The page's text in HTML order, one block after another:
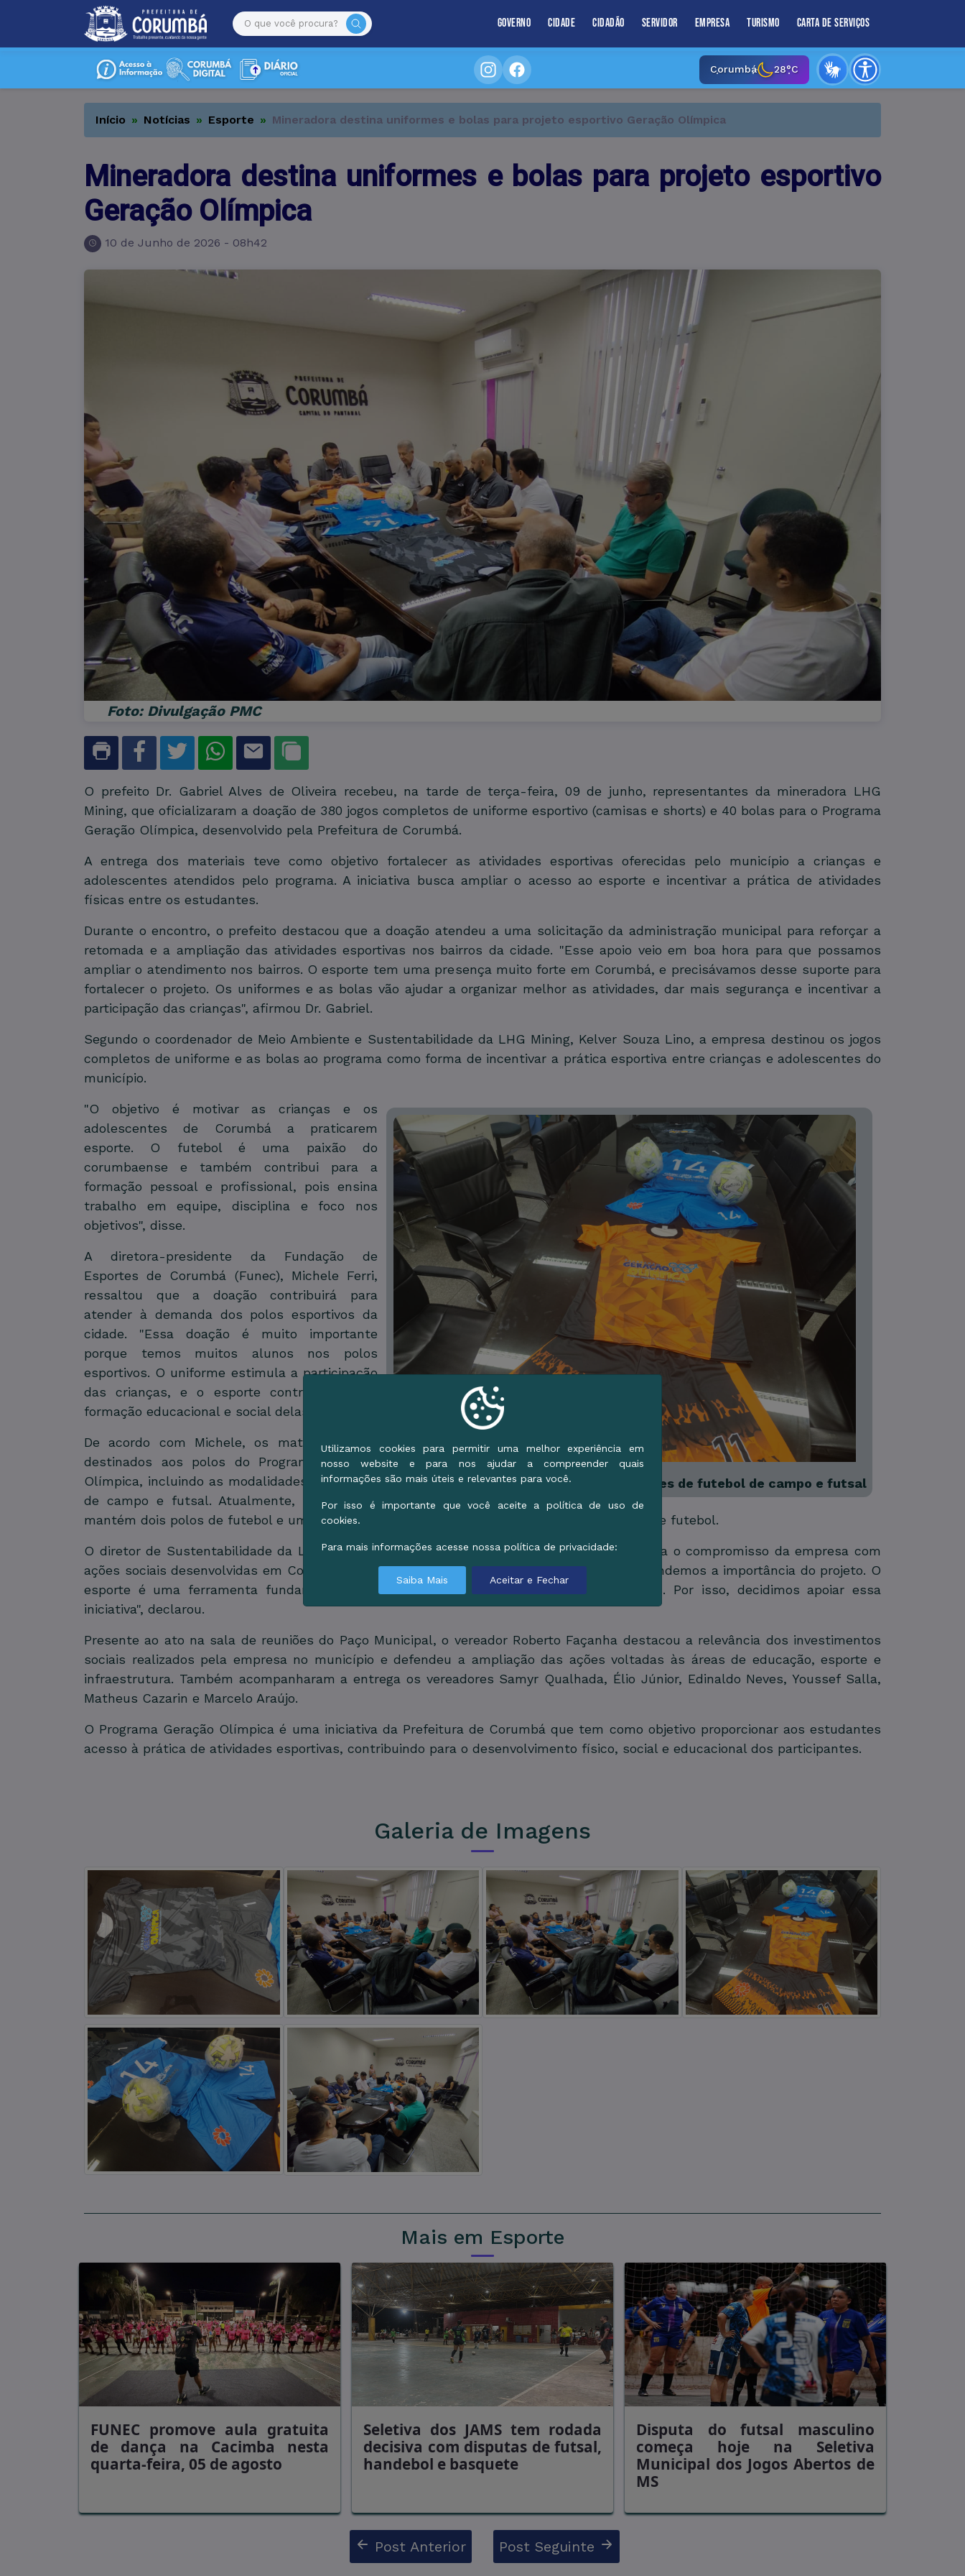
Governo Cidade Cidadão Servidor Empresa Turismo Carta de Serviços
Corumbá 28°C
Início Notícias Esporte Mineradora destina uniformes e bolas para projeto esportivo Geração Olímpica
Mineradora destina uniformes e bolas para projeto esportivo
Geração Olímpica
10 de Junho de 2026 - 08h42
Foto: Divulgação PMC
O prefeito Dr. Gabriel Alves de Oliveira recebeu, na tarde de terça-feira, 09 de junho, representantes da mineradora LHG
Mining, que oficializaram a doação de 380 jogos completos de uniforme esportivo (camisas e shorts) e 40 bolas para o Programa
Geração Olímpica, desenvolvido pela Prefeitura de Corumbá.
A entrega dos materiais teve como objetivo fortalecer as atividades esportivas oferecidas pelo município a crianças e
adolescentes atendidos pelo programa. A iniciativa busca ampliar o acesso ao esporte e incentivar a prática de atividades
físicas entre os estudantes.
Durante o encontro, o prefeito destacou que a doação atendeu a uma solicitação da administração municipal para reforçar a
retomada e a ampliação das atividades esportivas nos bairros da cidade. "Esse apoio veio em boa hora para que possamos
ampliar o atendimento nos bairros. O esporte tem uma presença muito forte em Corumbá, e precisávamos desse suporte para
fortalecer o projeto. Os uniformes e as bolas vão ajudar a organizar melhor as atividades, dar mais segurança e incentivar a
participação das crianças", afirmou Dr. Gabriel.
Segundo o coordenador de Meio Ambiente e Sustentabilidade da LHG Mining, Kelver Souza Lino, a empresa destinou os jogos
completos de uniforme e as bolas ao programa como forma de incentivar a prática esportiva entre crianças e adolescentes do
município.
Materiais serão destinados às modalidades de futebol de campo e futsal
"O objetivo é motivar as crianças e os
adolescentes de Corumbá a praticarem
esporte. O futebol é uma paixão do
corumbaense e também contribui para a
formação pessoal e profissional, pois ensina
trabalho em equipe, disciplina e foco nos
objetivos", disse.
A diretora-presidente da Fundação de
Esportes de Corumbá (Funec), Michele Ferri,
ressaltou que a doação contribuirá para
atender à demanda dos polos esportivos da
cidade. "Essa doação é muito importante
porque temos muitos alunos nos polos
esportivos. O uniforme estimula a participação
das crianças, e o esporte contribui para a
formação educacional e social delas", afirmou.
De acordo com Michele, os materiais serão
destinados aos polos do Programa Geração
Olímpica, incluindo as modalidades de futebol
de campo e futsal. Atualmente, o município
mantém dois polos de futebol e um de futsal, com previsão de ampliação para sete polos de futebol.
O diretor de Sustentabilidade da LHG Mining, Rodrigo Dutra, afirmou que a parceria reforça o compromisso da empresa com
ações sociais desenvolvidas em Corumbá. "Quando recebemos o pedido da Prefeitura, entendemos a importância do projeto. O
esporte é uma ferramenta fundamental de inclusão social e de formação das crianças. Por isso, decidimos apoiar essa
iniciativa", declarou.
Presente ao ato na sala de reuniões do Paço Municipal, o vereador Roberto Façanha destacou a relevância dos investimentos
sociais realizados pela empresa no município e defendeu a ampliação das ações voltadas às áreas de educação, esporte e
infraestrutura. Também acompanharam a entrega os vereadores Samyr Qualhada, Élio Júnior, Edinaldo Neves, Youssef Salla,
Matheus Cazarin e Marcelo Araújo.
O Programa Geração Olímpica é uma iniciativa da Prefeitura de Corumbá que tem como objetivo proporcionar aos estudantes
acesso à prática de atividades esportivas, contribuindo para o desenvolvimento físico, social e educacional dos participantes.
Galeria de Imagens
Mais em Esporte
FUNEC promove aula gratuita
de dança na Cacimba nesta
quarta-feira, 05 de agosto
Seletiva dos JAMS tem rodada
decisiva com disputas de futsal,
handebol e basquete
Disputa do futsal masculino
começa hoje na Seletiva
Municipal dos Jogos Abertos de
MS
Post Anterior Post Seguinte
Utilizamos cookies para permitir uma melhor experiência em
nosso website e para nos ajudar a compreender quais
informações são mais úteis e relevantes para você.
Por isso é importante que você aceite a política de uso de
cookies.
Para mais informações acesse nossa política de privacidade:
Saiba Mais Aceitar e Fechar